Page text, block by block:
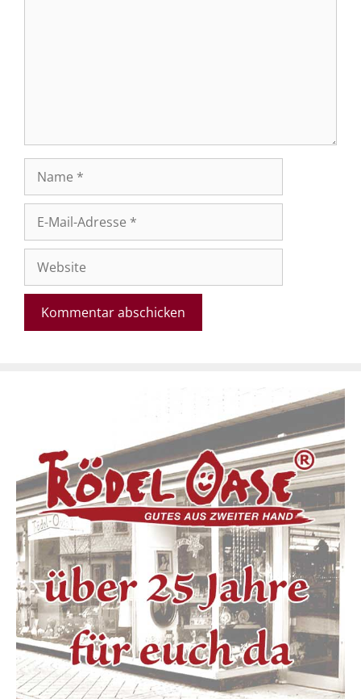
Mail-
Adresse
Website